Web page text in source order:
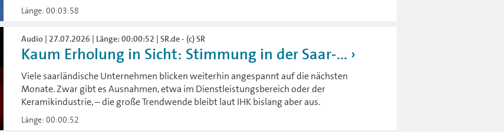
Länge: 00:03:58
Audio | 27.07.2026 | Länge: 00:00:52 | SR.de - (c) SR
Kaum Erholung in Sicht: Stimmung in der Saar-...
Viele saarländische Unternehmen blicken weiterhin angespannt auf die nächsten
Monate. Zwar gibt es Ausnahmen, etwa im Dienstleistungsbereich oder der
Keramikindustrie, – die große Trendwende bleibt laut IHK bislang aber aus.
Länge: 00:00:52